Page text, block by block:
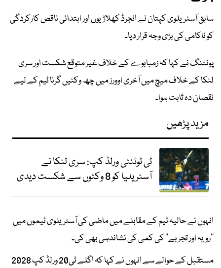
سابق آسٹریلوی کپتان نے انجرڈ کھلاڑیوں اور ابتدائی ناقص کارکردگی
کو ناکامی کی بڑی وجہ قرار دیا۔
پونٹنگ نے کہا کہ زمبابوے کے خلاف غیر متوقع شکست اور سری
لنکا کے خلاف میچ میں آخری اوورز میں چھ وکٹیں گرنا ٹیم کے لیے
نقصان دہ ثابت ہوا۔
مزید پڑھیں
ٹی ٹوئنٹی ورلڈ کپ: سری لنکا نے
آسٹریلیا کو 8 وکٹوں سے شکست دیدی
انہوں نے حالیہ ٹیم کے مقابلے میں ماضی کی آسٹریلوی ٹیموں میں
’’رویہ اور تجربے‘‘ کی کمی کی نشاندہی بھی کی۔
مستقبل کے حوالے سے انہوں نے کہا کہ اگلے ٹی20 ورلڈ کپ 2028